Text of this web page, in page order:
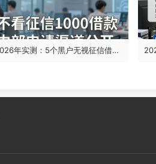
2026年实测：5个黑户无视征信借钱口子，不看征信1000借款内部申请渠道公开！